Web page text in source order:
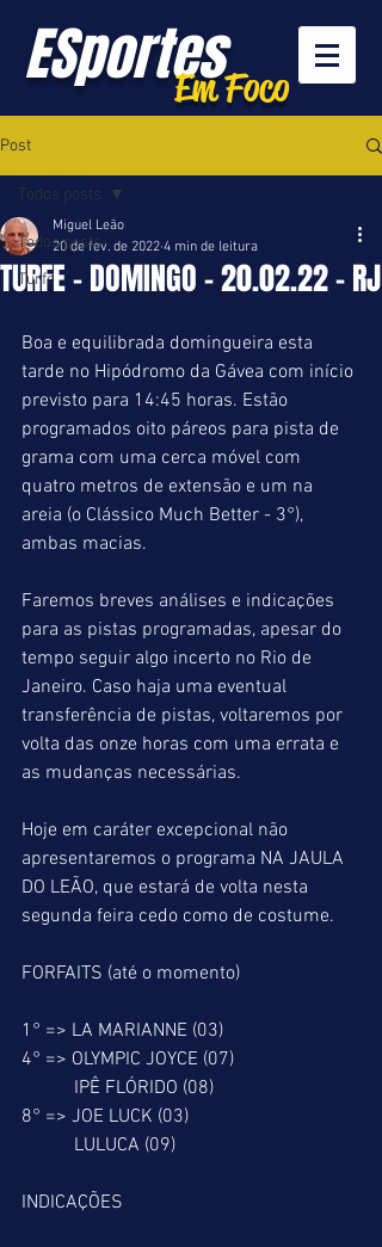
ESportesEm Foco
Post
Todos posts
Turfe
Todos posts
TURFE - DOMINGO - 20.02.22 - RJ
Miguel Leão
20 de fev. de 2022 4 min de leitura
Boa e equilibrada domingueira esta
tarde no Hipódromo da Gávea com início
previsto para 14:45 horas. Estão
programados oito páreos para pista de
grama com uma cerca móvel com
quatro metros de extensão e um na
areia (o Clássico Much Better - 3°),
ambas macias.
Faremos breves análises e indicações
para as pistas programadas, apesar do
tempo seguir algo incerto no Rio de
Janeiro. Caso haja uma eventual
transferência de pistas, voltaremos por
volta das onze horas com uma errata e
as mudanças necessárias.
Hoje em caráter excepcional não
apresentaremos o programa NA JAULA
DO LEÃO, que estará de volta nesta
segunda feira cedo como de costume.
FORFAITS (até o momento)
1° => LA MARIANNE (03)
4° => OLYMPIC JOYCE (07)
           IPÊ FLÓRIDO (08)
8° => JOE LUCK (03)
           LULUCA (09)
INDICAÇÕES